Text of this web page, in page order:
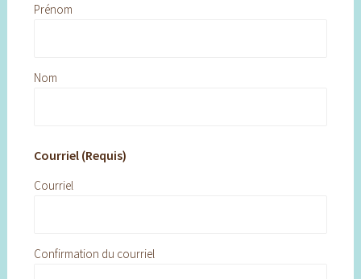
Prénom
Nom
Courriel (Requis)
Courriel
Confirmation du courriel